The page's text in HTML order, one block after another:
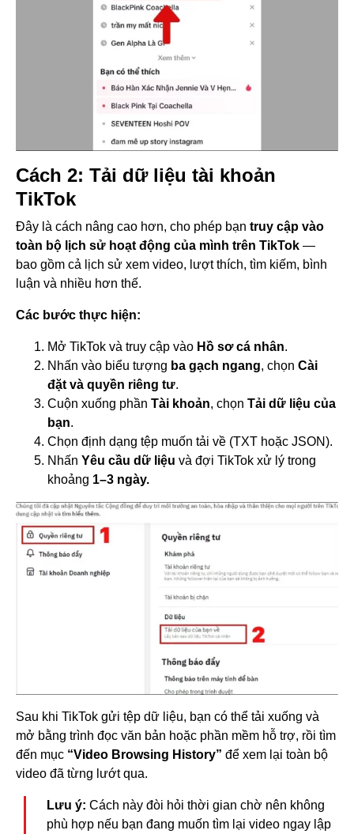
Cách 2: Tải dữ liệu tài khoản
TikTok
Đây là cách nâng cao hơn, cho phép bạn truy cập vào
toàn bộ lịch sử hoạt động của mình trên TikTok —
bao gồm cả lịch sử xem video, lượt thích, tìm kiếm, bình
luận và nhiều hơn thế.
Các bước thực hiện:
Mở TikTok và truy cập vào Hồ sơ cá nhân.
Nhấn vào biểu tượng ba gạch ngang, chọn Cài
đặt và quyền riêng tư.
Cuộn xuống phần Tài khoản, chọn Tải dữ liệu của
bạn.
Chọn định dạng tệp muốn tải về (TXT hoặc JSON).
Nhấn Yêu cầu dữ liệu và đợi TikTok xử lý trong
khoảng 1–3 ngày.
Sau khi TikTok gửi tệp dữ liệu, bạn có thể tải xuống và
mở bằng trình đọc văn bản hoặc phần mềm hỗ trợ, rồi tìm
đến mục “Video Browsing History” để xem lại toàn bộ
video đã từng lướt qua.
Lưu ý: Cách này đòi hỏi thời gian chờ nên không
phù hợp nếu bạn đang muốn tìm lại video ngay lập